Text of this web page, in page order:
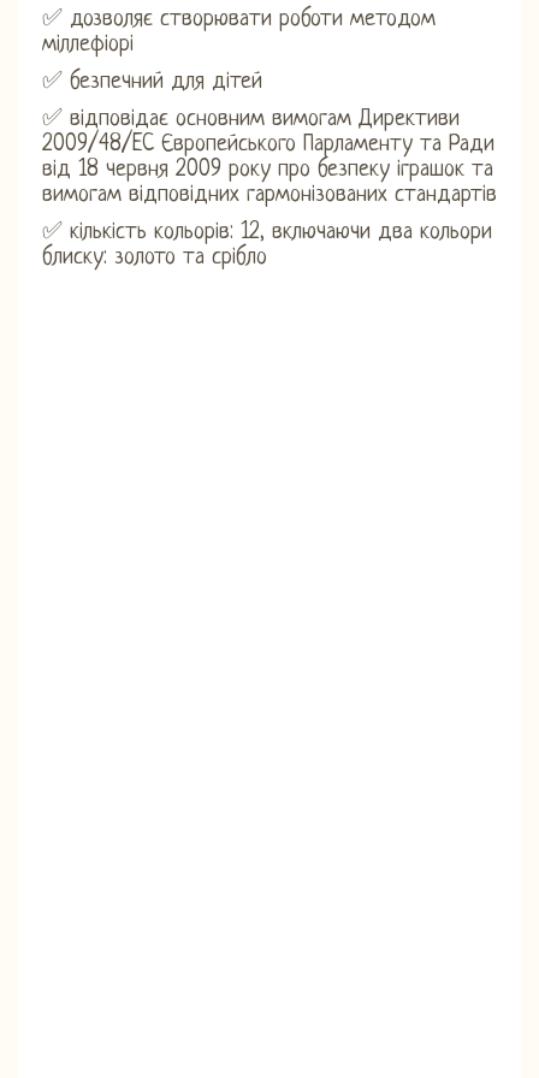
✅ дозволяє створювати роботи методом
міллефіорі
✅ безпечний для дітей
✅ відповідає основним вимогам Директиви
2009/48/EC Європейського Парламенту та Ради
від 18 червня 2009 року про безпеку іграшок та
вимогам відповідних гармонізованих стандартів
✅ кількість кольорів: 12, включаючи два кольори
блиску: золото та срібло